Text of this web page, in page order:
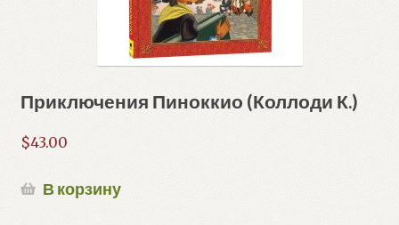
Приключения Пиноккио (Коллоди К.)
$43.00
В корзину